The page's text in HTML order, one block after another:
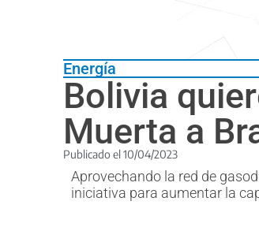
Energía
Bolivia
Muerta a
Publicado el 10/04/2023
Aprovechando la red de
iniciativa para aumentar la